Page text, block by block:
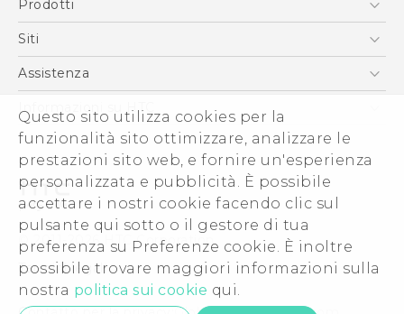
Questo sito utilizza cookies per la
funzionalità sito ottimizzare, analizzare le
prestazioni sito web, e fornire un'esperienza
personalizzata e pubblicità. È possibile
accettare i nostri cookie facendo clic sul
pulsante qui sotto o il gestore di tua
preferenza su Preferenze cookie. È inoltre
possibile trovare maggiori informazioni sulla
nostra politica sui cookie qui.
normativa
English - Safety and regulatory guide
Prodotti
Smartphone
Vive
Accessori
Siti
HTC VIVE
Assistenza
Ecommerce Assistenza
Informazioni su HTC
ESG
Uffici Commerciali
Investitori (Inglese)
Cookie Preferences
Lavora con noi
Security and Privacy Whitepaper
© 2011-2026 HTC Corporation
Termini legali